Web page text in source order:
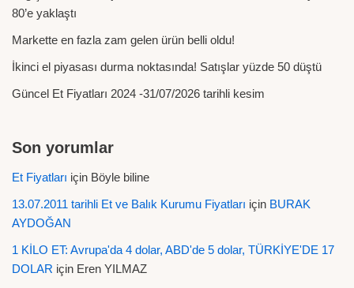
80’e yaklaştı
Markette en fazla zam gelen ürün belli oldu!
İkinci el piyasası durma noktasında! Satışlar yüzde 50 düştü
Güncel Et Fiyatları 2024 -31/07/2026 tarihli kesim
Son yorumlar
Et Fiyatları için Böyle biline
13.07.2011 tarihli Et ve Balık Kurumu Fiyatları için BURAK
AYDOĞAN
1 KİLO ET: Avrupa'da 4 dolar, ABD'de 5 dolar, TÜRKİYE'DE 17
DOLAR için Eren YILMAZ